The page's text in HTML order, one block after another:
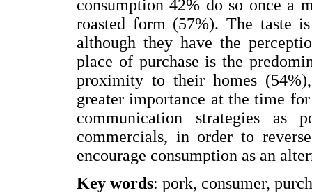
consumption 42% do so once a
roasted form (57%). The taste
although they have the
place of purchase is the
proximity to their homes
greater importance at the time
communication strategies as
commercials, in order to
encourage consumption as an
Key words: pork, consumer,